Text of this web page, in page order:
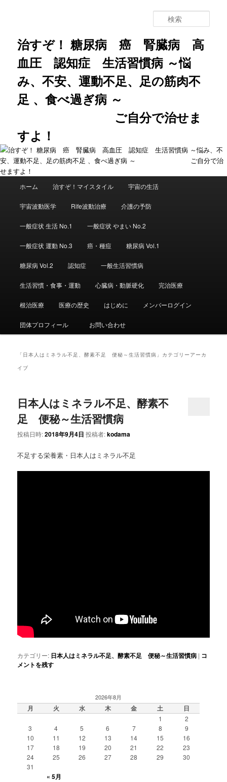
治すぞ！ 糖尿病 癌 腎臓病 高
血圧 認知症 生活習慣病 ～悩
み、不安、運動不足、足の筋肉不
足 、食べ過ぎ病 ～
ご自分で治せま
すよ！
索
ホーム 治すぞ！マイスタイル 宇宙の生活
宇宙波動医学 Rife波動治療 介護の予防
一般症状 生活 No.1 一般症状 やまい No.2
一般症状 運動 No.3 癌・種痘 糖尿病 Vol.1
糖尿病 Vol.2 認知症 一般生活習慣病
生活習慣・食事・運動 心臓病・動脈硬化 完治医療
根治医療 医療の歴史 はじめに メンバーログイン
団体プロフィール お問い合わせ
「 日本人はミネラル不足、酵素不足 便秘～生活習慣病 」カテゴリーアーカ
イブ
日本人はミネラル不足、酵素不
足 便秘～生活習慣病
投稿日時:2018年9月4日 投稿者:kodama
不足する栄養素・日本人はミネラル不足
カテゴリー: 日本人はミネラル不足、酵素不足 便秘～生活習慣病 | コ
メントを残す
2026年8月
月 火 水 木 金 土 日
1
2
3
4 5 6 7 8
9
10
11 12 13 14 15
16
17
18 19 20 21 22
23
24
25 26 27 28 29
30
31
« 5月